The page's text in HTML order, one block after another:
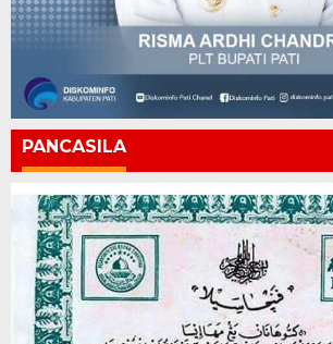
PANCASILA